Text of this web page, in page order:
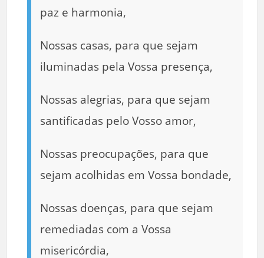
paz e harmonia,
Nossas casas, para que sejam
iluminadas pela Vossa presença,
Nossas alegrias, para que sejam
santificadas pelo Vosso amor,
Nossas preocupações, para que
sejam acolhidas em Vossa bondade,
Nossas doenças, para que sejam
remediadas com a Vossa
misericórdia,